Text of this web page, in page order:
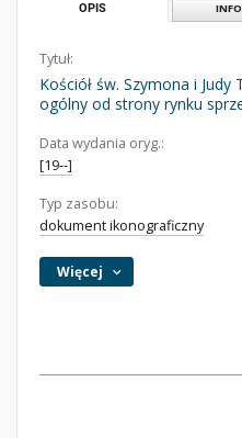
OPIS
Tytuł:
Kościół św. Szymona i
ogólny od strony rynku
Data wydania oryg.:
[19--]
Typ zasobu:
dokument ikonograficzny
Więcej